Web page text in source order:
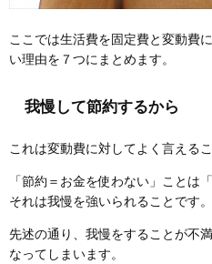
ここでは生活費を固定費と変動費
い理由を７つにまとめます。
我慢して節約するから
これは変動費に対してよく言えるこ
「節約＝お金を使わない」ことは
それは我慢を強いられることです。
先述の通り、我慢をすることが不
なってしまいます。